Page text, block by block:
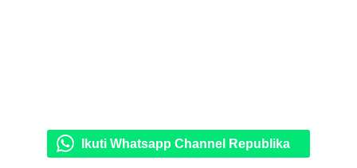
Ikuti Whatsapp Channel Republika